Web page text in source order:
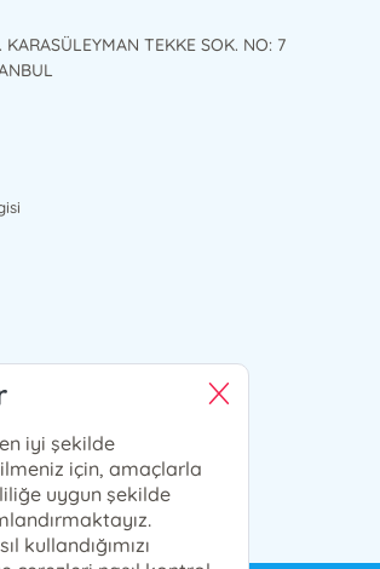
KARASÜLEYMAN TEKKE SOK. NO: 7
iyi şekilde
için, amaçlarla
uygun şekilde
kullandığımızı